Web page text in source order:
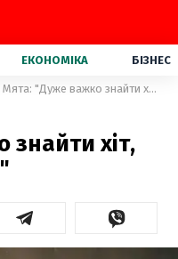
ЕКОНОМІКА БІЗНЕС
Мята: "Дуже важко знайти хіт, який піде в народ"
хіт,